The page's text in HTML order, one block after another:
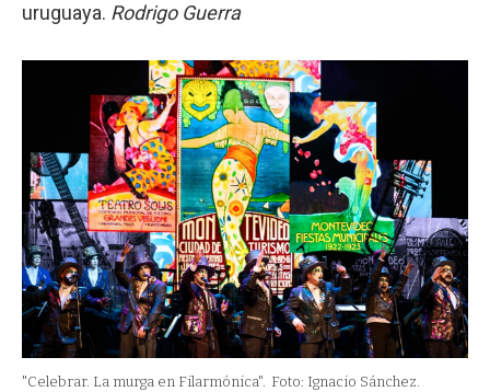
uruguaya. Rodrigo Guerra
"Celebrar. La murga en Filarmónica". Foto: Ignacio Sánchez.